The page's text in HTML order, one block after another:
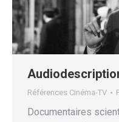
Références Cinéma-TV
Documentaires